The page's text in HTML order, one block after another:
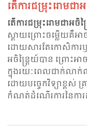
តើការជម្រុះ​រោមជ
តើការជម្រុះ​រោមជាអចិ
ស្ដាយព្រោះចម្លើយគឺអ
ដោយសារតែកោសិការ
អចិន្ត្រៃយ៍បាន ព្រោះ​
ក្នុងរយៈពេលជាក់លាក់
ដោយបច្ចេកវិទ្យាខ្ពស់ គ្
កំណត់ដំណើរការនៃកា